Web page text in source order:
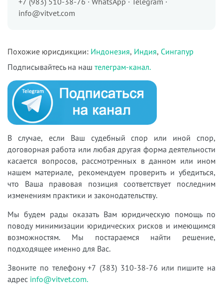
info@vitvet.com
Похожие юрисдикции: Индонезия, Индия, Сингапур
Подписывайтесь на наш телеграм-канал.
В случае, если Ваш судебный спор или иной спор,
договорная работа или любая другая форма деятельности
касается вопросов, рассмотренных в данном или ином
нашем материале, рекомендуем проверить и убедиться,
что Ваша правовая позиция соответствует последним
изменениям практики и законодательству.
Мы будем рады оказать Вам юридическую помощь по
поводу минимизации юридических рисков и имеющимся
возможностям. Мы постараемся найти решение,
подходящее именно для Вас.
Звоните по телефону +7 (383) 310-38-76 или пишите на
адрес info@vitvet.com.